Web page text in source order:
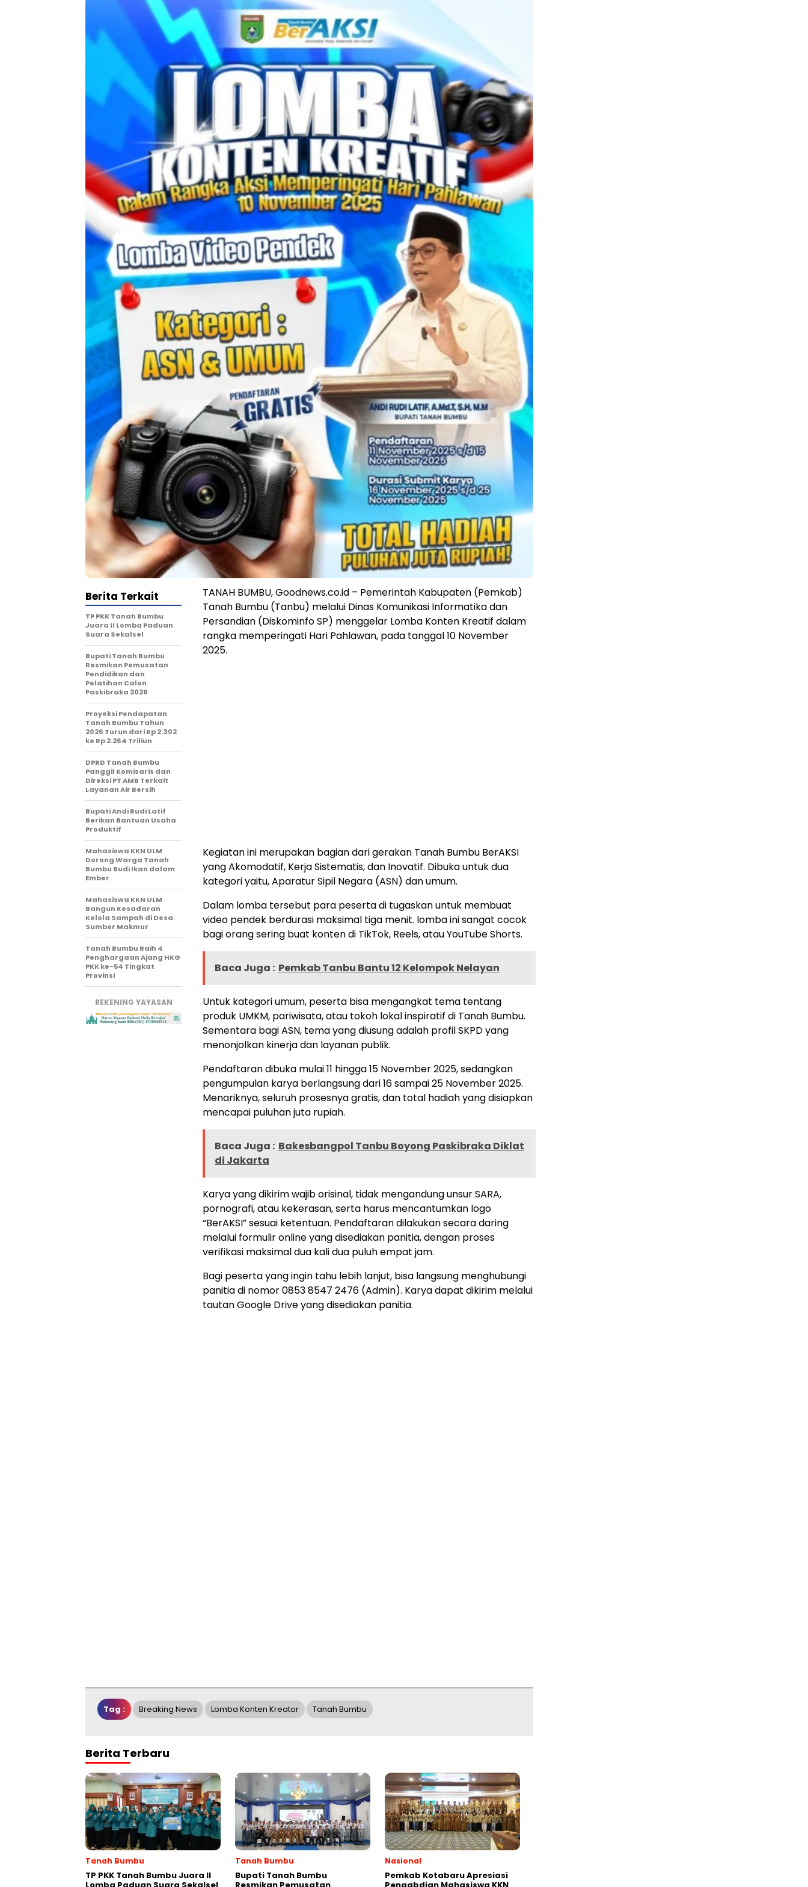
TANAH BUMBU, Goodnews.co.id – Pemerintah Kabupaten (Pemkab)
Tanah Bumbu (Tanbu) melalui Dinas Komunikasi Informatika dan
Persandian (Diskominfo SP) menggelar Lomba Konten Kreatif dalam
rangka memperingati Hari Pahlawan, pada tanggal 10 November
2025.
Kegiatan ini merupakan bagian dari gerakan Tanah Bumbu BerAKSI
yang Akomodatif, Kerja Sistematis, dan Inovatif. Dibuka untuk dua
kategori yaitu, Aparatur Sipil Negara (ASN) dan umum.
Dalam lomba tersebut para peserta di tugaskan untuk membuat
video pendek berdurasi maksimal tiga menit. lomba ini sangat cocok
bagi orang sering buat konten di TikTok, Reels, atau YouTube Shorts.
Baca Juga : Pemkab Tanbu Bantu 12 Kelompok Nelayan
Untuk kategori umum, peserta bisa mengangkat tema tentang
produk UMKM, pariwisata, atau tokoh lokal inspiratif di Tanah Bumbu.
Sementara bagi ASN, tema yang diusung adalah profil SKPD yang
menonjolkan kinerja dan layanan publik.
Pendaftaran dibuka mulai 11 hingga 15 November 2025, sedangkan
pengumpulan karya berlangsung dari 16 sampai 25 November 2025.
Menariknya, seluruh prosesnya gratis, dan total hadiah yang disiapkan
mencapai puluhan juta rupiah.
Baca Juga : Bakesbangpol Tanbu Boyong Paskibraka Diklat
di Jakarta
Karya yang dikirim wajib orisinal, tidak mengandung unsur SARA,
pornografi, atau kekerasan, serta harus mencantumkan logo
“BerAKSI” sesuai ketentuan. Pendaftaran dilakukan secara daring
melalui formulir online yang disediakan panitia, dengan proses
verifikasi maksimal dua kali dua puluh empat jam.
Bagi peserta yang ingin tahu lebih lanjut, bisa langsung menghubungi
panitia di nomor 0853 8547 2476 (Admin). Karya dapat dikirim melalui
tautan Google Drive yang disediakan panitia.
Berita Terkait
TP PKK Tanah Bumbu
Juara II Lomba Paduan
Suara Sekalsel
Bupati Tanah Bumbu
Resmikan Pemusatan
Pendidikan dan
Pelatihan Calon
Paskibraka 2026
Proyeksi Pendapatan
Tanah Bumbu Tahun
2026 Turun dari Rp 2.302
ke Rp 2.264 Triliun
DPRD Tanah Bumbu
Panggil Komisaris dan
Direksi PT AMB Terkait
Layanan Air Bersih
Bupati Andi Rudi Latif
Berikan Bantuan Usaha
Produktif
Mahasiswa KKN ULM
Dorong Warga Tanah
Bumbu Budi Ikan dalam
Ember
Mahasiswa KKN ULM
Bangun Kesadaran
Kelola Sampah di Desa
Sumber Makmur
Tanah Bumbu Raih 4
Penghargaan Ajang HKG
PKK ke-54 Tingkat
Provinsi
REKENING YAYASAN
Tag : Breaking News Lomba Konten Kreator Tanah Bumbu
Berita Terbaru
Tanah Bumbu
TP PKK Tanah Bumbu Juara II
Tanah Bumbu
Bupati Tanah Bumbu
Nasional
Pemkab Kotabaru Apresiasi